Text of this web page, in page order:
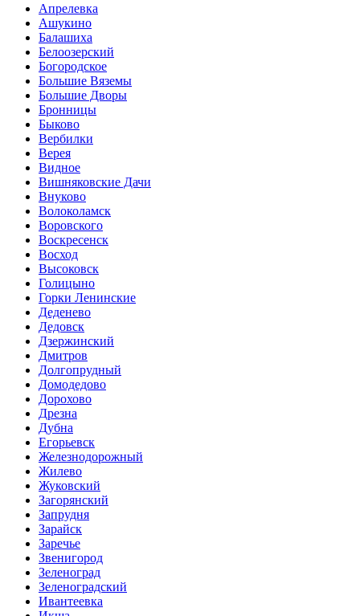
Апрелевка
Ашукино
Балашиха
Белоозерский
Богородское
Большие Вяземы
Большие Дворы
Бронницы
Быково
Вербилки
Верея
Видное
Вишняковские Дачи
Внуково
Волоколамск
Воровского
Воскресенск
Восход
Высоковск
Голицыно
Горки Ленинские
Деденево
Дедовск
Дзержинский
Дмитров
Долгопрудный
Домодедово
Дорохово
Дрезна
Дубна
Егорьевск
Железнодорожный
Жилево
Жуковский
Загорянский
Запрудня
Зарайск
Заречье
Звенигород
Зеленоград
Зеленоградский
Ивантеевка